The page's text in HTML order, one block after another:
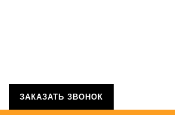
ЗАКАЗАТЬ ЗВОНОК